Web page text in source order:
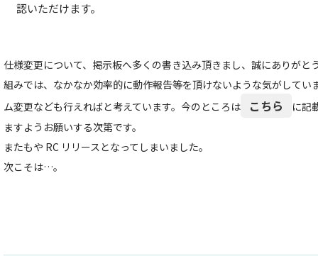
認いただけます。
仕様変更について、掲示板へ多くの書き込み頂きまし、誠にありがと
組みでは、なかなか効率的に動作報告等を頂けないような気がしてい
ム変更なども行えればと考えています。今のところは
こちら
に記
ますようお願いする次第です。
またもや RC リリースとなってしまいました。
次こそは…。